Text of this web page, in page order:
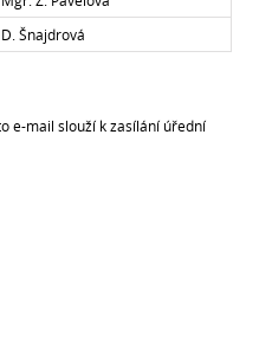
D. Šnajdrová
e-mail slouží k zasílání úřední